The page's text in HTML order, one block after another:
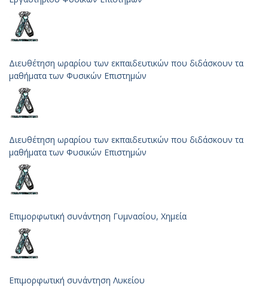
Διευθέτηση ωραρίου των εκπαιδευτικών που διδάσκουν τα
μαθήματα των Φυσικών Επιστημών
Διευθέτηση ωραρίου των εκπαιδευτικών που διδάσκουν τα
μαθήματα των Φυσικών Επιστημών
Επιμορφωτική συνάντηση Γυμνασίου, Χημεία
Επιμορφωτική συνάντηση Λυκείου